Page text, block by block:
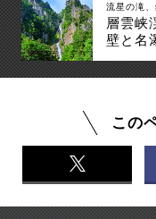
流星の滝
層雲峡
壁と名
この